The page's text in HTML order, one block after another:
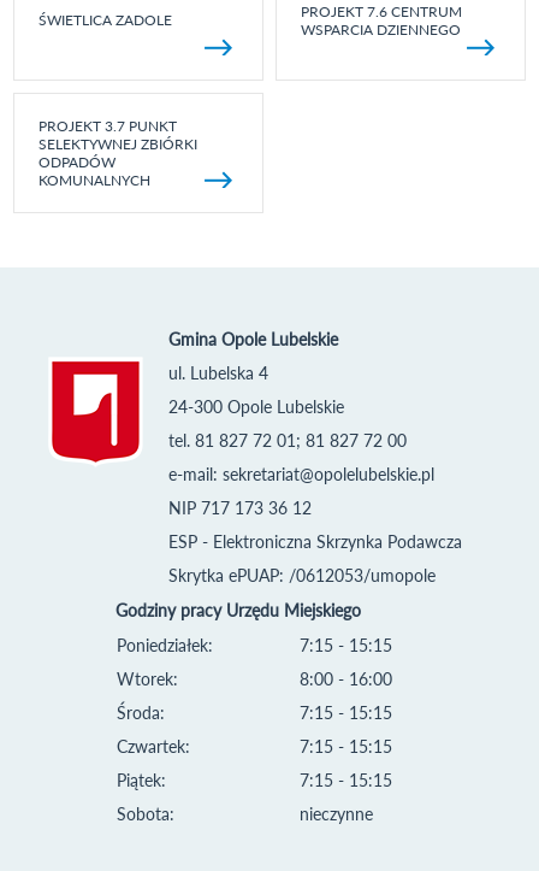
ŚWIETLICA ZADOLE
PROJEKT 7.6 CENTRUM
WSPARCIA DZIENNEGO
PROJEKT 3.7 PUNKT
SELEKTYWNEJ ZBIÓRKI
ODPADÓW
KOMUNALNYCH
Gmina Opole Lubelskie
ul. Lubelska 4
24-300 Opole Lubelskie
tel. 81 827 72 01; 81 827 72 00
e-mail: sekretariat@opolelubelskie.pl
NIP 717 173 36 12
ESP - Elektroniczna Skrzynka Podawcza
Skrytka ePUAP: /0612053/umopole
Godziny pracy Urzędu Miejskiego
Poniedziałek:
Wtorek:
Środa:
Czwartek:
Piątek:
Sobota:
7:15 - 15:15
8:00 - 16:00
7:15 - 15:15
7:15 - 15:15
7:15 - 15:15
nieczynne